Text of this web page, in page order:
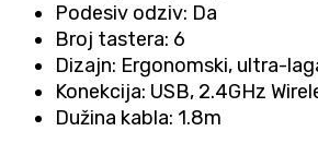
Podesiv odziv: Da
Broj tastera: 6
Dizajn: Ergonomski, ultra-
Konekcija: USB, 2.4GHz
Dužina kabla: 1.8m